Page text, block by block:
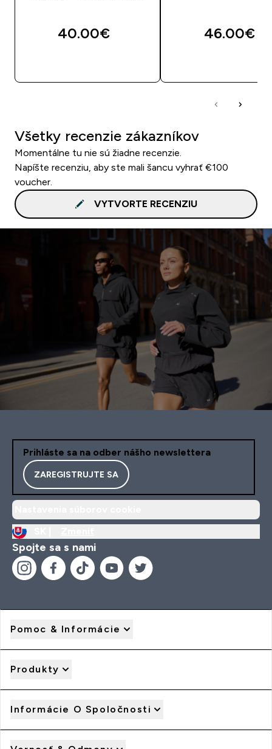
40.00€‎ 46.00€‎
Všetky recenzie zákazníkov
Momentálne tu nie sú žiadne recenzie.
Napíšte recenziu, aby ste mali šancu vyhrať €100
voucher.
VYTVORTE RECENZIU
Prihláste sa na odber nášho newslettera
ZAREGISTRUJTE SA
Spojte sa s nami
Pomoc & Informácie
Produkty
Informácie O Spoločnosti